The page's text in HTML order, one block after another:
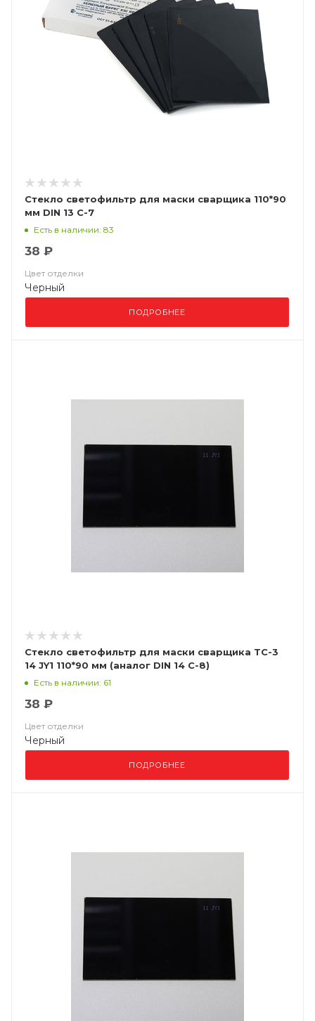
Стекло светофильтр для маски сварщика 110*90
мм DIN 13 С-7
Есть в наличии: 83
38 ₽
Цвет отделки
Черный
ПОДРОБНЕЕ
Стекло светофильтр для маски сварщика ТС-3
14 JY1 110*90 мм (аналог DIN 14 С-8)
Есть в наличии: 61
38 ₽
Цвет отделки
Черный
ПОДРОБНЕЕ